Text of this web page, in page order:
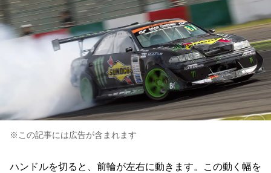
※この記事には広告が含まれます
ハンドルを切ると、前輪が左右に動きます。この動く幅を